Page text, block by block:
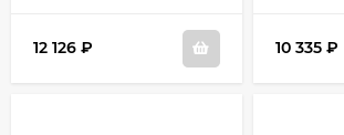
12 126 ₽ 10 335 ₽